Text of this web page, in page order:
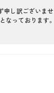
し訳ござい
っておりま